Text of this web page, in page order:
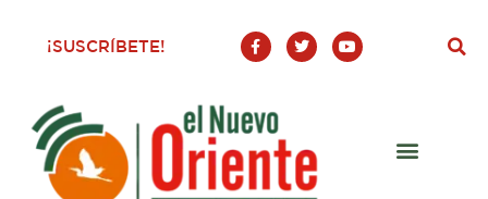
¡SUSCRÍBETE!
F
a
c
o
o
-
T
w
i
Y
o
u